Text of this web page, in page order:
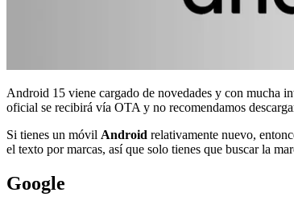
Android 15 viene cargado de novedades y con mucha
oficial se recibirá vía OTA y no recomendamos
Si tienes un móvil Android relativamente nuevo,
el texto por marcas, así que solo tienes que buscar la
Google